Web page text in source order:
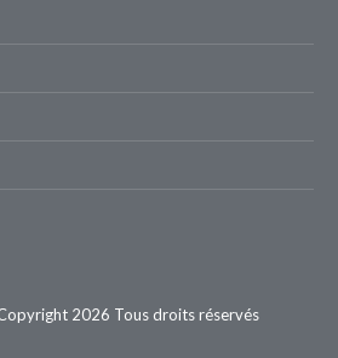
2026 Tous droits réservés